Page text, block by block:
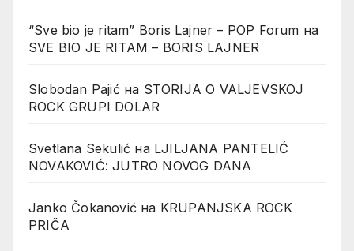
“Sve bio je ritam” Boris Lajner – POP Forum на
SVE BIO JE RITAM – BORIS LAJNER
Slobodan Pajićна STORIJA O VALJEVSKOJ
ROCK GRUPI DOLAR
Svetlana Sekulić на LJILJANA PANTELIĆ
NOVAKOVIĆ: JUTRO NOVOG DANA
Janko Čokanović на KRUPANJSKA ROCK
PRIČA